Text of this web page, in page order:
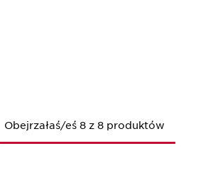
Obejrzałaś/eś 8 z 8 produktów